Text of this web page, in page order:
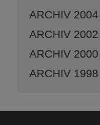
ARCHIV 2004
ARCHIV 2002
ARCHIV 2000
ARCHIV 1998